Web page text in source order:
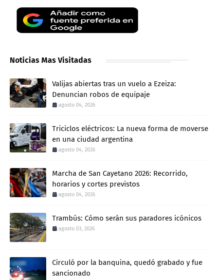
Noticias Mas Visitadas
Valijas abiertas tras un vuelo a Ezeiza:
Denuncian robos de equipaje
agosto 04, 2026
Triciclos eléctricos: La nueva forma de moverse
en una ciudad argentina
agosto 04, 2026
Marcha de San Cayetano 2026: Recorrido,
horarios y cortes previstos
agosto 04, 2026
Trambús: Cómo serán sus paradores icónicos
agosto 03, 2026
Circuló por la banquina, quedó grabado y fue
sancionado